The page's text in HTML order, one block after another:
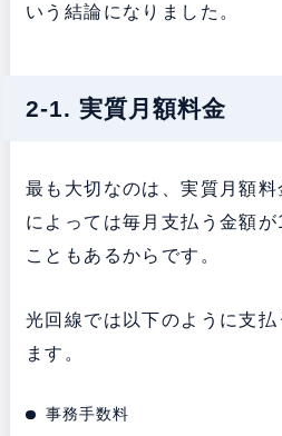
いう結論になりました。
2-1. 実質月額料金
最も大切なのは、実質月額
によっては毎月支払う金額
こともあるからです。
光回線では以下のように支払
ます。
事務手数料